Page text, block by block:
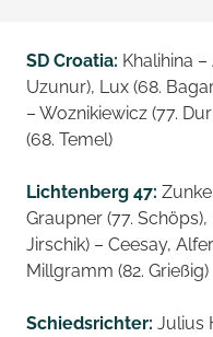
SD Croatia: Khalihina
Uzunur), Lux (68.
– Woznikiewicz (77.
(68. Temel)
Lichtenberg 47:
Graupner (77.
Jirschik) – Ceesay,
Millgramm (82. Grießig)
Schiedsrichter: Julius